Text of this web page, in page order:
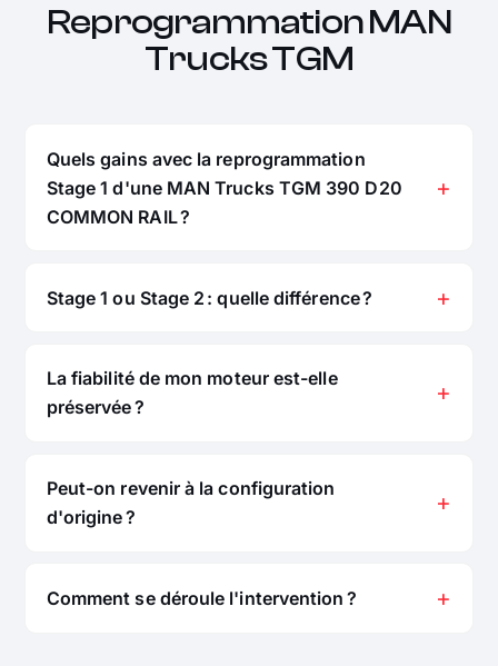
Reprogrammation MAN
Trucks TGM
Quels gains avec la reprogrammation
Stage 1 d'une MAN Trucks TGM 390 D20
COMMON RAIL ?
Stage 1 ou Stage 2 : quelle différence ?
La fiabilité de mon moteur est-elle
préservée ?
Peut-on revenir à la configuration
d'origine ?
Comment se déroule l'intervention ?